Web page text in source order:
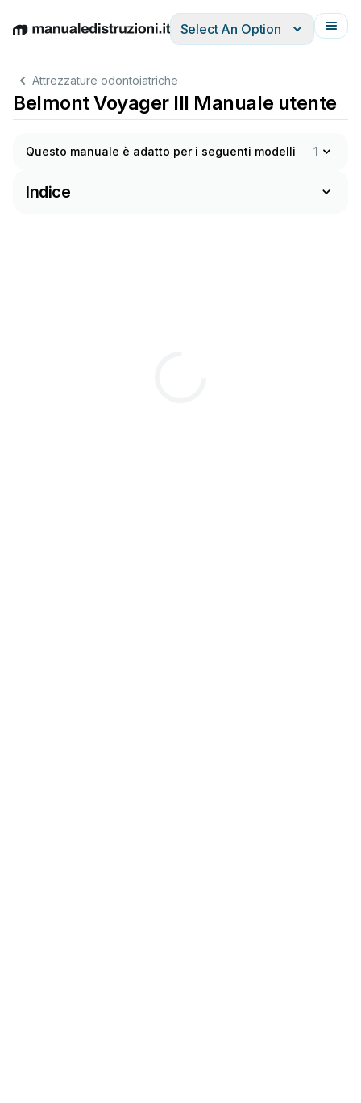
EnglishDeutschEspañolItalianoFrançais
Select An Option
Attrezzature odontoiatriche
Belmont Voyager III Manuale utente
Questo manuale è adatto per i seguenti modelli 1
Indice